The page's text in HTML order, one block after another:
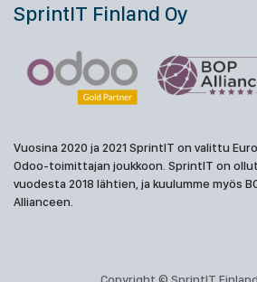
SprintIT Finland Oy
Vuosina 2020 ja 2021 SprintIT on valittu
Odoo-toimittajan joukkoon. SprintIT on
vuodesta 2018 lähtien, ja kuulumme myös
Allianceen.
Copyright © SprintIT